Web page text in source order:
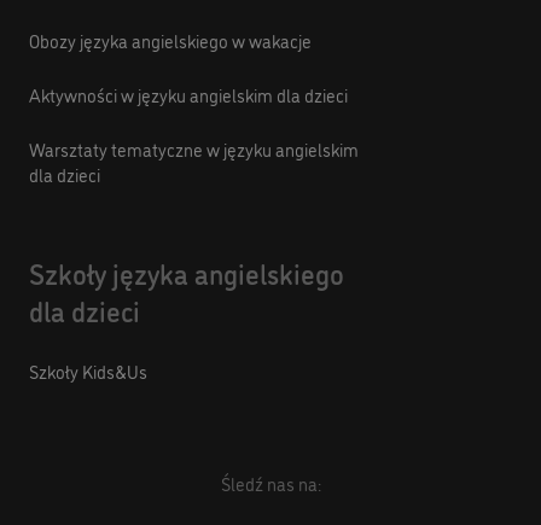
Obozy języka angielskiego w wakacje
Aktywności w języku angielskim dla dzieci
Warsztaty tematyczne w języku angielskim
dla dzieci
Szkoły języka angielskiego
dla dzieci
Szkoły Kids&Us
Śledź nas na: